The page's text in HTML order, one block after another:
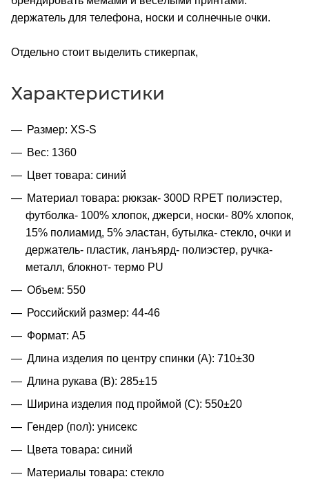
держатель для телефона, носки и солнечные очки.
Отдельно стоит выделить стикерпак,
Характеристики
Размер: XS-S
Вес: 1360
Цвет товара: синий
Материал товара: рюкзак- 300D RPET полиэстер,
футболка- 100% хлопок, джерси, носки- 80% хлопок,
15% полиамид, 5% эластан, бутылка- стекло, очки и
держатель- пластик, ланъярд- полиэстер, ручка-
металл, блокнот- термо PU
Объем: 550
Российский размер: 44-46
Формат: A5
Длина изделия по центру спинки (A): 710±30
Длина рукава (B): 285±15
Ширина изделия под проймой (С): 550±20
Гендер (пол): унисекс
Цвета товара: синий
Материалы товара: стекло